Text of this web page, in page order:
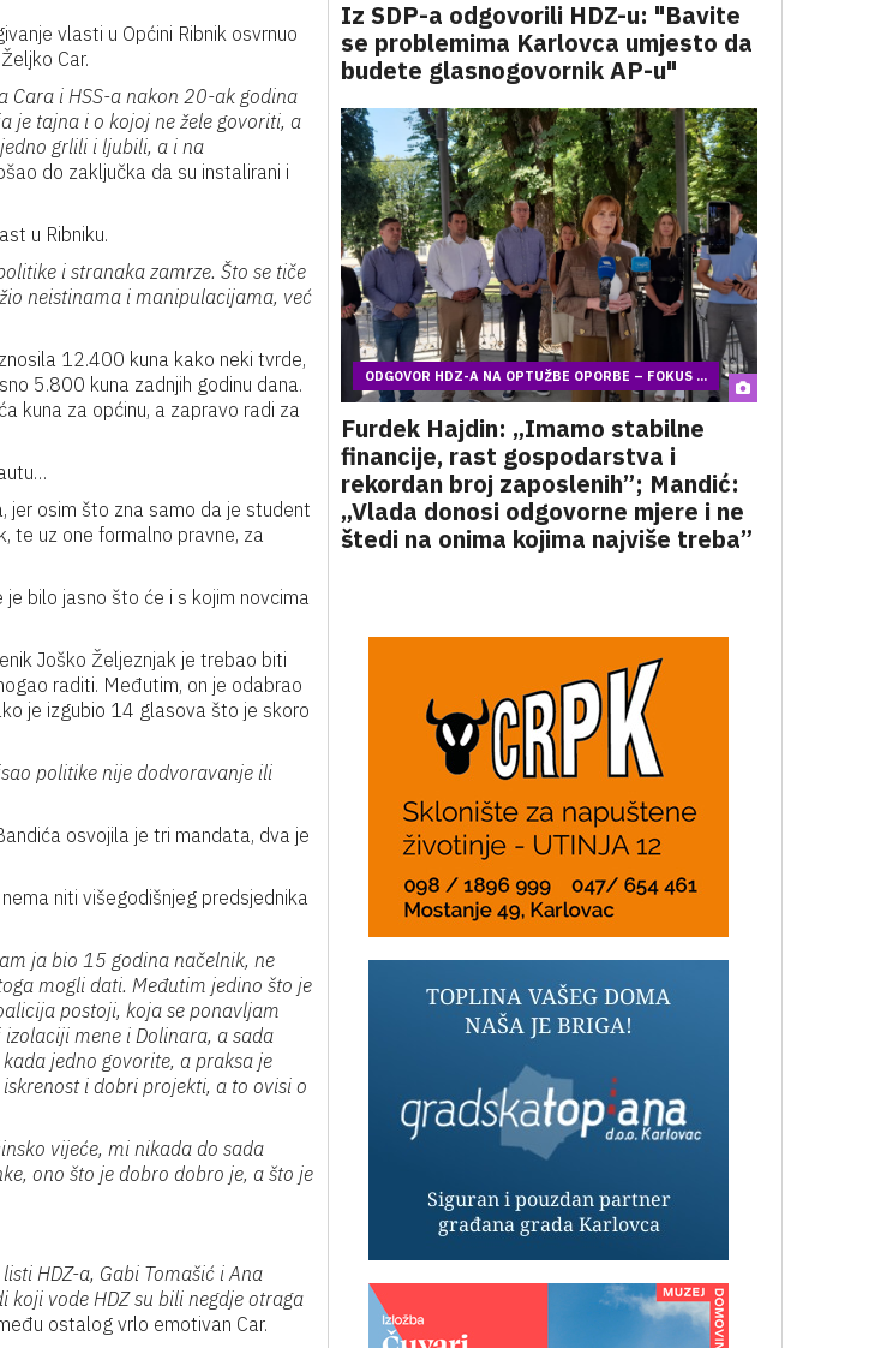
vlasti u Općini Ribnik osvrnuo
Car.
Cara i HSS-a nakon 20-ak godina
je tajna i o kojoj ne žele govoriti, a
grlili i ljubili, a i na
do zaključka da su instalirani i
u Ribniku.
i stranaka zamrze. Što se tiče
neistinama i manipulacijama, već
12.400 kuna kako neki tvrde,
5.800 kuna zadnjih godinu dana.
kuna za općinu, a zapravo radi za
jer osim što zna samo da je student
te uz one formalno pravne, za
bilo jasno što će i s kojim novcima
Joško Željeznjak je trebao biti
raditi. Međutim, on je odabrao
je izgubio 14 glasova što je skoro
politike nije dodvoravanje ili
osvojila je tri mandata, dva je
niti višegodišnjeg predsjednika
ja bio 15 godina načelnik, ne
mogli dati. Međutim jedino što je
postoji, koja se ponavljam
mene i Dolinara, a sada
jedno govorite, a praksa je
i dobri projekti, a to ovisi o
vijeće, mi nikada do sada
ono što je dobro dobro je, a što je
HDZ-a, Gabi Tomašić i Ana
koji vode HDZ su bili negdje otraga
ostalog vrlo emotivan Car.
Iz SDP-a odgovorili HDZ-u: "Bavite
se problemima Karlovca umjesto da
budete glasnogovornik AP-u"
ODGOVOR HDZ-A NA OPTUŽBE OPORBE – FOKUS ...
Furdek Hajdin: „Imamo stabilne
financije, rast gospodarstva i
rekordan broj zaposlenih”; Mandić:
„Vlada donosi odgovorne mjere i ne
štedi na onima kojima najviše treba”